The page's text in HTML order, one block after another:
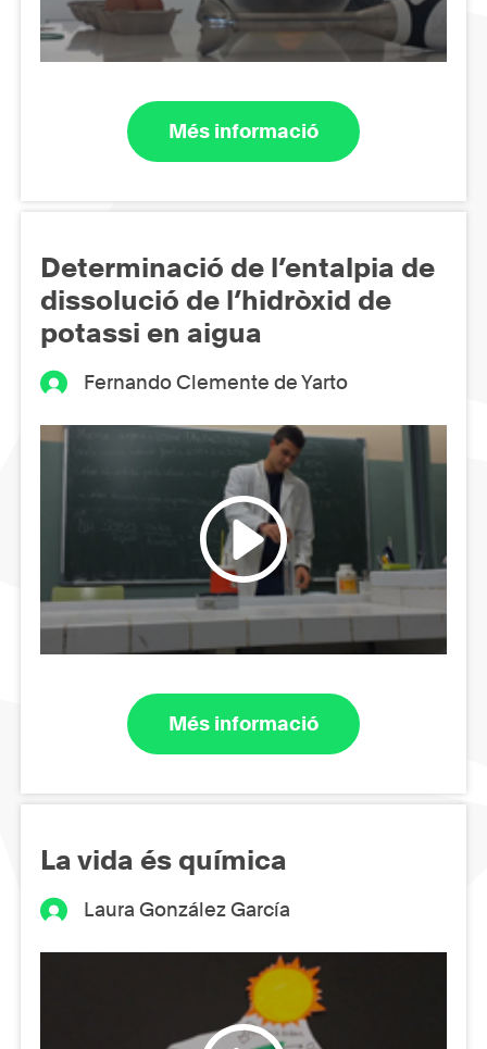
Més informació
Determinació de l’entalpia de
dissolució de l’hidròxid de
potassi en aigua
Fernando Clemente de Yarto
Més informació
La vida és química
Laura González García